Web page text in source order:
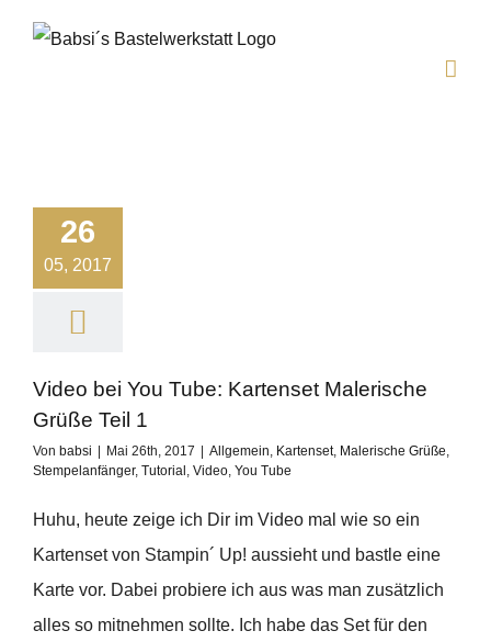
26
05, 2017
Video bei You Tube: Kartenset Malerische
Grüße Teil 1
Von babsi Mai 26th, 2017 Allgemein, Kartenset, Malerische Grüße,
Stempelanfänger, Tutorial , Video, You Tube
Huhu, heute zeige ich Dir im Video mal wie so ein
Kartenset von Stampin´ Up! aussieht und bastle eine
Karte vor. Dabei probiere ich aus was man zusätzlich
alles so mitnehmen sollte. Ich habe das Set für den